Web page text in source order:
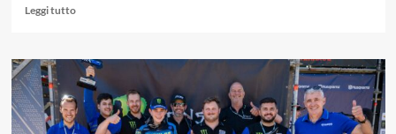
Leggi tuttoLeggi
su
Lupino
porta
Ducati
sul